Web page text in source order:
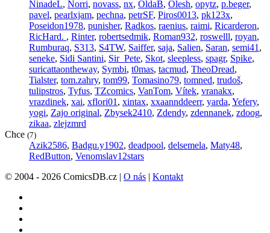
NinadeL, Norri, novass, nx, OldaB, Olesh, opytz, p.beger,
pavel, pearlxjam, pechna, petrSF, Piros0013, pk123x,
Poseidon1978, punisher, Radkos, raenius, raimi, Ricarderon,
RicHard. , Rinter, robertsedmik, Roman932, roswelll, royan,
Rumburaq, S313, S4TW, Saiffer, saja, Salien, Saran, semi41 ,
seneke, Sidi Santini, Sir_Pete, Skot, sleepless, spagr, Spike,
suricattaontheway, Symbi, t0mas, tacmud, TheoDread,
Tialster, tom.zahry, tom99, Tomasino79, tomned, trudoš,
tulipstros, Tyfus, TZcomics, VanTom, Vítek, vranakx,
vrazdinek, xai, xflori01 , xintax, xxaannddeerr, yarda, Yefery,
yogi, Zajo original, Zbysek2410, Zdendy, zdennanek, zdoog,
zikaa, zlejzmrd
Chce (7)
Azik2586, Badgu.y1902, deadpool, delsemela, Maty48,
RedButton, Venomslav12stars
© 2004 - 2026 ComicsDB.cz | O nás | Kontakt